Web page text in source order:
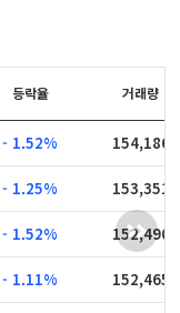
등락율 거래량
- 1.52% 154,186
- 1.25% 153,351
- 1.52% 152,490
- 1.11% 152,465